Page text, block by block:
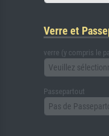
Verre et
verre (y compris le
Veuillez
Passepartout
Pas de